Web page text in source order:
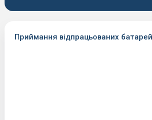
Приймання відпрацьованих